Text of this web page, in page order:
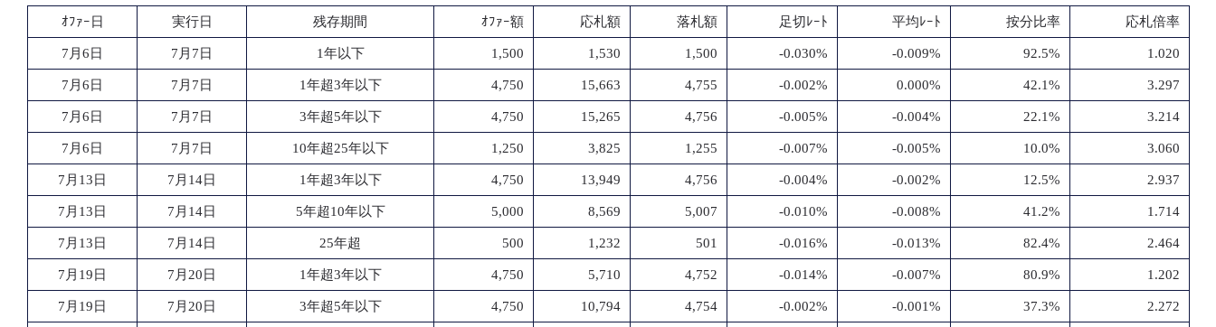
ｵﾌｧｰ日 実行日 残存期間 ｵﾌｧｰ額 応札額 落札額 足切ﾚｰﾄ 平均ﾚｰﾄ 按分比率 応札倍率
7月6日 7月7日 1年以下 1,500 1,530 1,500 -0.030% -0.009% 92.5% 1.020
7月6日 7月7日 1年超3年以下 4,750 15,663 4,755 -0.002% 0.000% 42.1% 3.297
7月6日 7月7日 3年超5年以下 4,750 15,265 4,756 -0.005% -0.004% 22.1% 3.214
7月6日 7月7日 10年超25年以下 1,250 3,825 1,255 -0.007% -0.005% 10.0% 3.060
7月13日 7月14日 1年超3年以下 4,750 13,949 4,756 -0.004% -0.002% 12.5% 2.937
7月13日 7月14日 5年超10年以下 5,000 8,569 5,007 -0.010% -0.008% 41.2% 1.714
7月13日 7月14日 25年超 500 1,232 501 -0.016% -0.013% 82.4% 2.464
7月19日 7月20日 1年超3年以下 4,750 5,710 4,752 -0.014% -0.007% 80.9% 1.202
7月19日 7月20日 3年超5年以下 4,750 10,794 4,754 -0.002% -0.001% 37.3% 2.272